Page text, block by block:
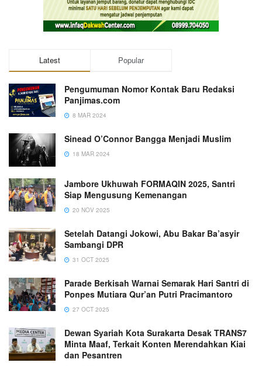
Latest Popular
Pengumuman Nomor Kontak Baru Redaksi
Panjimas.com
8 MAR 2024
Sinead O’Connor Bangga Menjadi Muslim
18 MAR 2024
Jambore Ukhuwah FORMAQIN 2025, Santri
Siap Mengusung Kemenangan
20 NOV 2025
Setelah Datangi Jokowi, Abu Bakar Ba’asyir
Sambangi DPR
31 OCT 2025
Parade Berkisah Warnai Semarak Hari Santri di
Ponpes Mutiara Qur’an Putri Pracimantoro
27 OCT 2025
Dewan Syariah Kota Surakarta Desak TRANS7
Minta Maaf, Terkait Konten Merendahkan Kiai
dan Pesantren